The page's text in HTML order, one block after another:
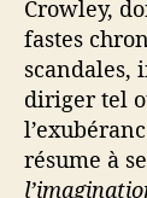
Crowley,
fastes
scandales,
diriger tel
résume à